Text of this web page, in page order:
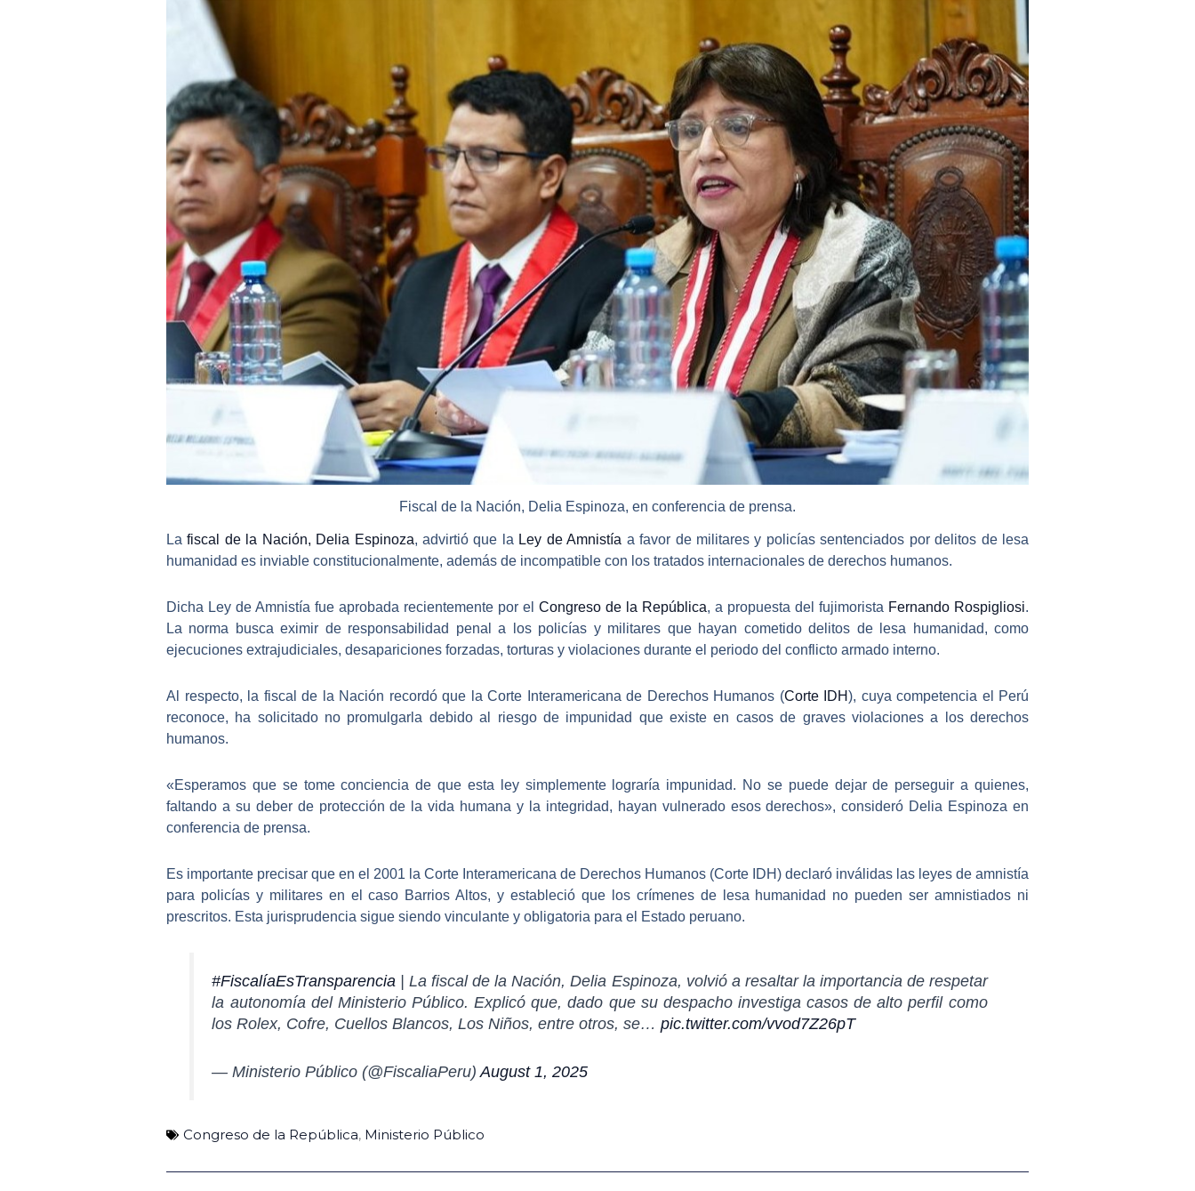
Fiscal de la Nación, Delia Espinoza, en conferencia de prensa.
Lafiscal de la Nación, Delia Espinoza, advirtió que la Ley de Amnistía a favor de militares y policías sentenciados por delitos de lesa
humanidad es inviable constitucionalmente, además de incompatible con los tratados internacionales de derechos humanos.
Dicha Ley de Amnistía fue aprobada recientemente por el Congreso de la República, a propuesta del fujimorista Fernando Rospigliosi.
La norma busca eximir de responsabilidad penal a
los policías y militares que hayan cometido delitos de lesa humanidad, como
ejecuciones extrajudiciales, desapariciones forzadas, torturas y violaciones durante el periodo del conflicto armado interno.
Al respecto, la fiscal de la Nación recordó que la Corte Interamericana de Derechos Humanos (Corte IDH), cuya competencia el Perú
reconoce, ha solicitado no promulgarla debido al riesgo de impunidad que existe en casos de graves violaciones a los derechos
humanos.
«Esperamos que se tome conciencia de que esta ley simplemente lograría impunidad. No se puede dejar de perseguir a quienes,
faltando a su deber de protección de la vida humana y la integridad, hayan vulnerado esos derechos», consideró Delia Espinoza en
conferencia de prensa.
Es importante precisar que en el 2001 la Corte Interamericana de Derechos Humanos (Corte IDH) declaró inválidas las leyes de amnistía
para policías y militares en el caso Barrios Altos, y estableció que los crímenes de lesa humanidad no pueden ser amnistiados ni
prescritos. Esta jurisprudencia sigue siendo vinculante y obligatoria para el Estado peruano.
#FiscalíaEsTransparencia | La fiscal de la Nación, Delia Espinoza, volvió a resaltar la importancia de respetar
la autonomía del Ministerio Público. Explicó que, dado que su despacho investiga casos de alto perfil como
los Rolex, Cofre, Cuellos Blancos, Los Niños, entre otros, se…pic.twitter.com/vvod7Z26pT
— Ministerio Público (@FiscaliaPeru)August 1, 2025
Congreso de la República, Ministerio Público